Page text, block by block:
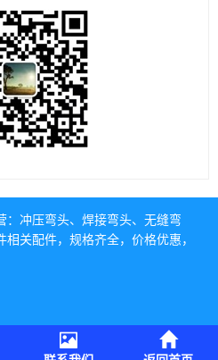
冲压弯头、 焊接弯头、 无缝弯
关配件，规格齐全，价格优惠，